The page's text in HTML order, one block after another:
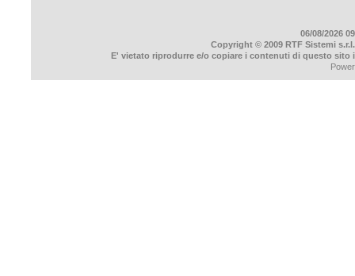
06/08/2026
Copyright © 2009 RTF Sistemi
E' vietato riprodurre e/o copiare i contenuti di questo